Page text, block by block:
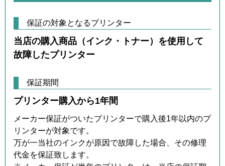
保証の対象となるプリンター
当店の購入商品（インク・トナー）を使用して
故障したプリンター
保証期間
プリンター購入から1年間
メーカー保証がついたプリンターで購入後1年以内のプ
リンターが対象です。
万が一当社のインクが原因で故障した場合、その修理
代金を保証致します。